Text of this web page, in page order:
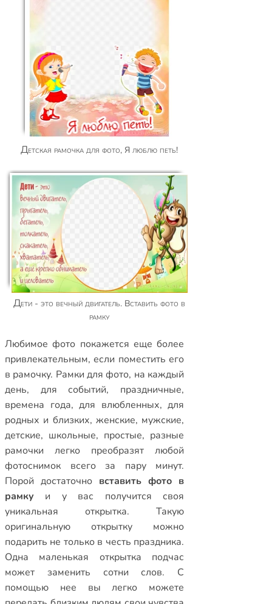
Детская рамочка для фото, Я люблю петь!
Дети - это вечный двигатель. Вставить фото в
рамку
Любимое фото покажется еще более
привлекательным, если поместить его
в рамочку. Рамки для фото, на каждый
день, для событий, праздничные,
времена года,для влюбленных,для
родных и близких, женские, мужские,
детские, школьные, простые, разные
рамочки легко преобразят любой
фотоснимок всего за пару минут.
Порой достаточно вставить фото в
рамку и у вас получится своя
уникальная открытка. Такую
оригинальную открытку можно
подарить не только в честь праздника.
Одна маленькая открытка подчас
может заменить сотни слов. С
помощью нее вы легко можете